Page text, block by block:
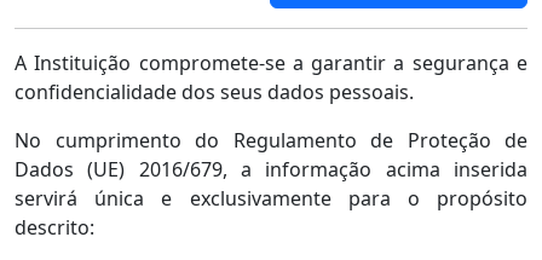
A Instituição compromete-se a garantir a segurança e
confidencialidade dos seus dados pessoais.
No cumprimento do Regulamento de Proteção de
Dados (UE) 2016/679, a informação acima inserida
servirá única e exclusivamente para o propósito
descrito: